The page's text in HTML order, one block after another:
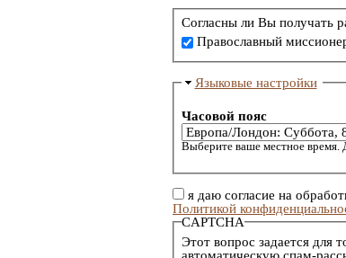
Согласны ли Вы получать
Православный
Языковые настройки
Часовой пояс
Выберите ваше местное время.
я даю согласие на
Политикой
CAPTCHA
Этот вопрос задается для